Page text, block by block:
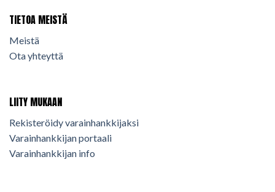
TIETOA MEISTÄ
Meistä
Ota yhteyttä
LIITY MUKAAN
Rekisteröidy varainhankkijaksi
Varainhankkijan portaali
Varainhankkijan info